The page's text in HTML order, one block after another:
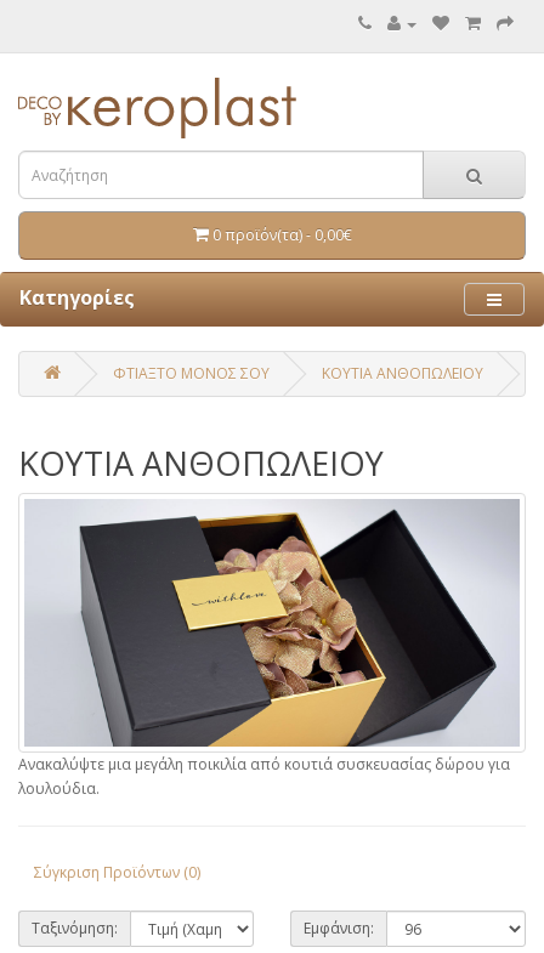
0 προϊόν(τα) - 0,00€
Κατηγορίες
ΦΤΙΑΞΤΟ ΜΟΝΟΣ ΣΟΥ ΚΟΥΤΙΑ ΑΝΘΟΠΩΛΕΙΟΥ
ΚΟΥΤΙΑ ΑΝΘΟΠΩΛΕΙΟΥ
Ανακαλύψτε μια μεγάλη ποικιλία από κουτιά συσκευασίας δώρου για
λουλούδια.
Σύγκριση Προϊόντων (0)
Ταξινόμηση: Εμφάνιση: